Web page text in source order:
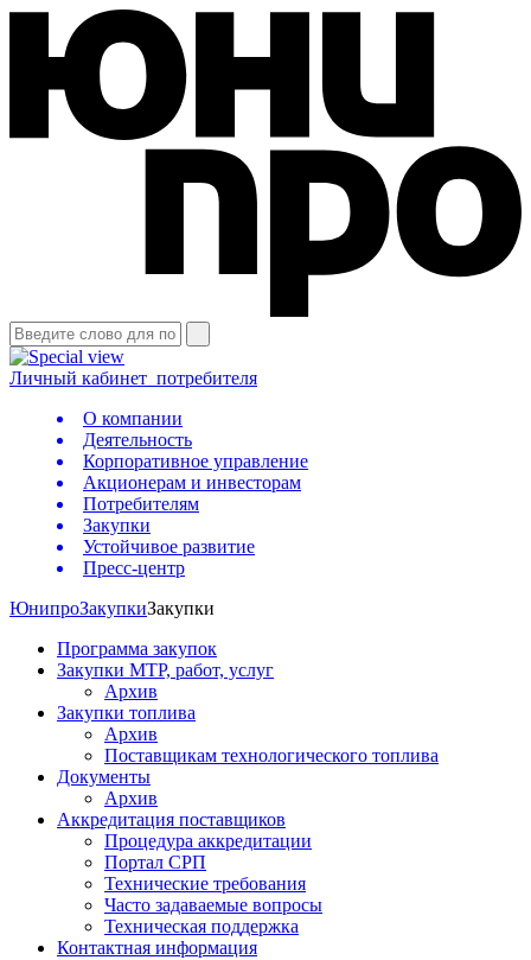
Личный кабинет потребителя
О компании
Деятельность
Корпоративное управление
Акционерам и инвесторам
Потребителям
Закупки
Устойчивое развитие
Пресс-центр
ЮнипроЗакупкиЗакупки
Программа закупок
Закупки МТР, работ, услуг
Архив
Закупки топлива
Архив
Поставщикам технологического топлива
Документы
Архив
Аккредитация поставщиков
Процедура аккредитации
Портал СРП
Технические требования
Часто задаваемые вопросы
Техническая поддержка
Контактная информация